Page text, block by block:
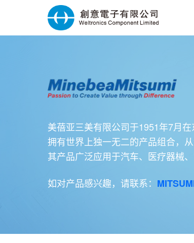
美蓓亚三美有限公司于1951年7月
拥有世界上独一无二的产品组合，
其产品广泛应用于汽车、医疗器械
如对产品感兴趣，请联系：